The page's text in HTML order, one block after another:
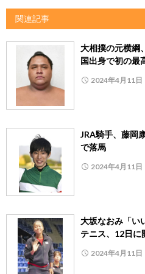
関連記事
大相撲の元横綱
国出身で初の最
2024年4月11日
JRA騎手、藤岡
で落馬
2024年4月11日
大坂なおみ「い
テニス、12日に
2024年4月11日